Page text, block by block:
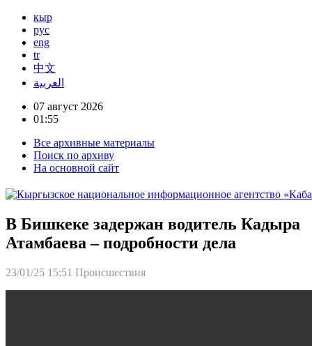
кыр
рус
eng
tr
中文
العربية
07 август 2026
01:55
Все архивные материалы
Поиск по архиву
На основной сайт
В Бишкеке задержан водитель Кадыра
Атамбаева – подробности дела
23/01/25 15:51 Происшествия